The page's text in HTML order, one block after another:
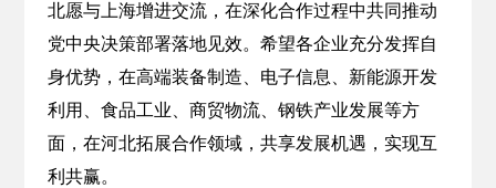
北愿与上海增进交流，在深化合作过程中共同推动
党中央决策部署落地见效。希望各企业充分发挥自
身优势，在高端装备制造、电子信息、新能源开发
利用、食品工业、商贸物流、钢铁产业发展等方
面，在河北拓展合作领域，共享发展机遇，实现互
利共赢。